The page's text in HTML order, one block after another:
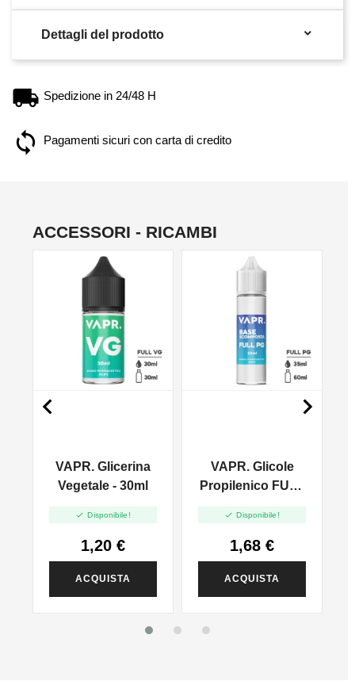
Dettagli del prodotto 
Spedizione in 24/48 H
Pagamenti sicuri con carta di credito
ACCESSORI - RICAMBI
VAPR. Glicerina
Vegetale - 30ml
 Disponibile!
1,20 €
ACQUISTA
VAPR. Glicole
Propilenico FULL
 Disponibile!
1,68 €
ACQUISTA
 